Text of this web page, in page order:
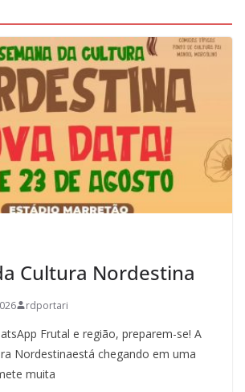
Cultura Nordestina
rdportari
Frutal e região, preparem-se! A
Nordestinaestá chegando em uma
muita